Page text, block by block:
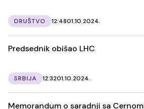
DRUŠTVO 12:4801.10.2024.
Predsednik obišao LHC
SRBIJA 12:3201.10.2024.
Memorandum o saradnji sa Cernom